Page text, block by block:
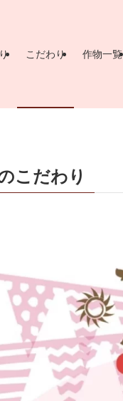
こだわり 作物一覧
こだわり